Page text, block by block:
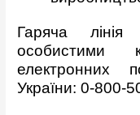
Гаряча
особистими
електронних
України: 0-800-